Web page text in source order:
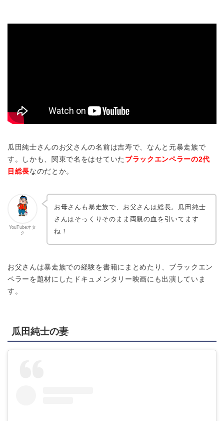
瓜田純士さんのお父さんの名前は吉寿で、なんと元暴走族で
す。しかも、関東で名をはせていた ブラックエンペラーの2代
目総長なのだとか。
YouTubeオタ
ク
お母さんも暴走族で、お父さんは総長。瓜田純士
さんはそっくりそのまま両親の血を引いてます
ね！
お父さんは暴走族での経験を書籍にまとめたり、ブラックエン
ペラーを題材にしたドキュメンタリー映画にも出演していま
す。
瓜田純士の妻